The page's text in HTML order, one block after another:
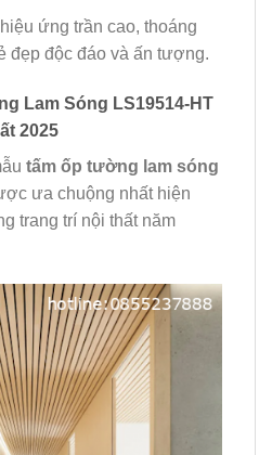
ứng trần cao, thoáng
đẹp độc đáo và ấn tượng.
Lam Sóng LS19514-HT
2025
tấm ốp tường lam sóng
ưa chuộng nhất hiện
trang trí nội thất năm